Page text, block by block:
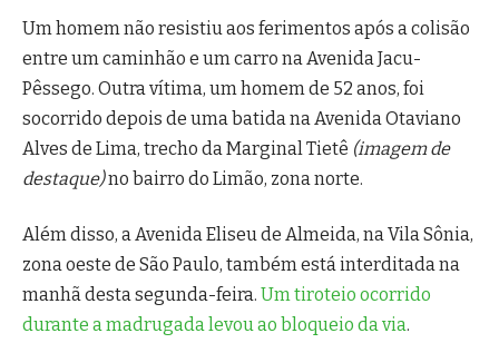
Um homem não resistiu aos ferimentos após a colisão
entre um caminhão e um carro na Avenida Jacu-
Pêssego. Outra vítima, um homem de 52 anos, foi
socorrido depois de uma batida na Avenida Otaviano
Alves de Lima, trecho da Marginal Tietê (imagem de
destaque)no bairro do Limão, zona norte.
Além disso, a Avenida Eliseu de Almeida, na Vila Sônia,
zona oeste de São Paulo, também está interditada na
manhã desta segunda-feira. Um tiroteio ocorrido
durante a madrugada levou ao bloqueio da via.